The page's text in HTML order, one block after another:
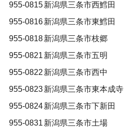
955-0815新潟県三条市西鱈田
955-0816新潟県三条市東鱈田
955-0818新潟県三条市枝郷
955-0821 新潟県三条市五明
955-0822 新潟県三条市西中
955-0823新潟県三条市東本成寺
955-0824新潟県三条市下新田
955-0831 新潟県三条市土場